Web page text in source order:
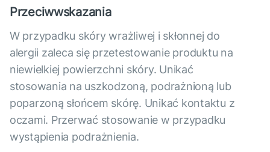
Przeciwwskazania
W przypadku skóry wrażliwej i skłonnej do
alergii zaleca się przetestowanie produktu na
niewielkiej powierzchni skóry. Unikać
stosowania na uszkodzoną, podrażnioną lub
poparzoną słońcem skórę. Unikać kontaktu z
oczami. Przerwać stosowanie w przypadku
wystąpienia podrażnienia.